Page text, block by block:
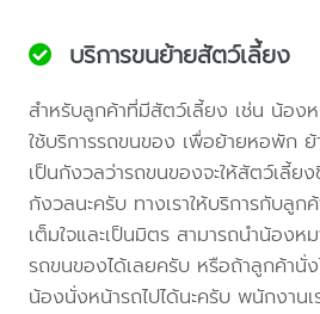
บริการขนย้ายสัตว์เลี้ยง
สำหรับลูกค้าที่มีสัตว์เลี้ยง เช่น น้อง
ใช้บริการรถขนของ เพื่อย้ายหอพัก
เป็นกังวลว่ารถขนของจะให้สัตว์เลี้ย
กังวลนะครับ ทางเราให้บริการกับลู
เต็มใจและเป็นมิตร สามารถนำน้อง
รถขนของได้เลยครับ หรือถ้าลูกค้านั่
น้องนั่งหน้ารถไปได้นะครับ พนักงาน